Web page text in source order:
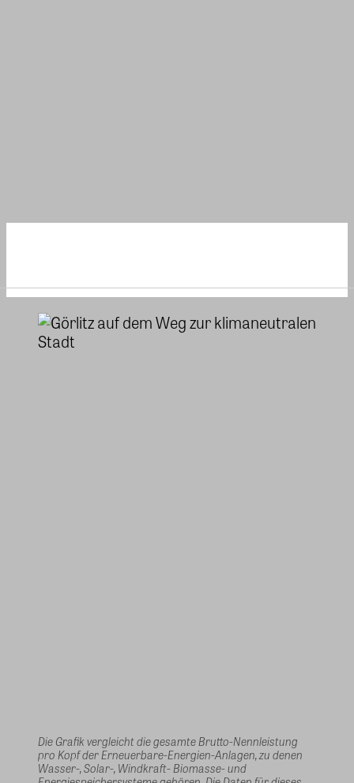
Die Grafik vergleicht die gesamte Brutto-Nennleistung
pro Kopf der Erneuerbare-Energien-Anlagen, zu denen
Wasser-, Solar-, Windkraft- Biomasse- und